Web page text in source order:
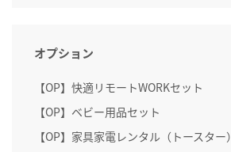
オプション
【OP】快適リモートWORKセット
【OP】ベビー用品セット
【OP】家具家電レンタル（トースター）